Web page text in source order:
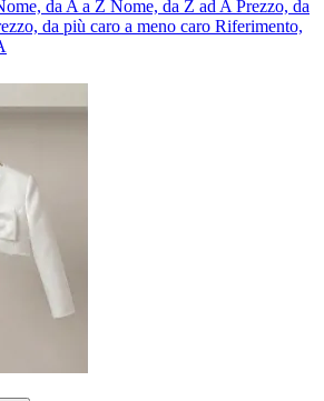
da A a Z Nome, da Z ad A Prezzo, da
da più caro a meno caro Riferimento,